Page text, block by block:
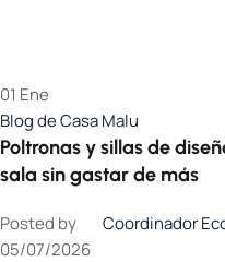
01 Ene
Blog de Casa Malu
Poltronas y sillas de
sala sin gastar de más
Posted by
Coordinador
05/07/2026